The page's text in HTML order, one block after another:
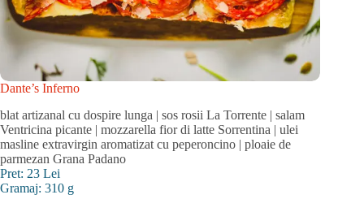
Dante’s Inferno
blat artizanal cu dospire lunga | sos rosii La Torrente | salam
Ventricina picante | mozzarella fior di latte Sorrentina | ulei
masline extravirgin aromatizat cu peperoncino | ploaie de
parmezan Grana Padano
Pret: 23 Lei
Gramaj: 310 g